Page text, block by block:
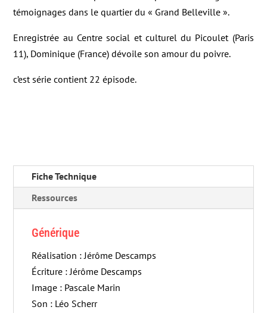
témoignages dans le quartier du « Grand Belleville ».
Enregistrée au Centre social et culturel du Picoulet (Paris
11), Dominique (France) dévoile son amour du poivre.
c’est série contient 22 épisode.
Fiche Technique
Ressources
Générique
Réalisation : Jérôme Descamps
Écriture : Jérôme Descamps
Image : Pascale Marin
Son : Léo Scherr